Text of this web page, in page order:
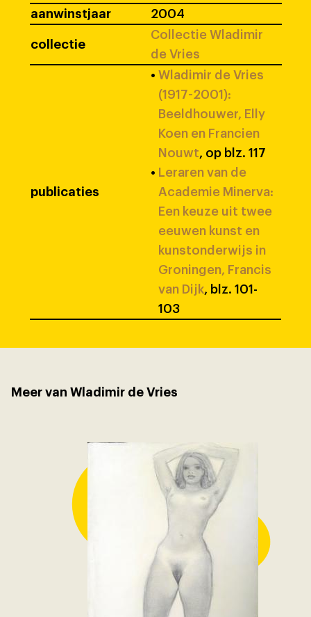
aanwinstjaar
2004
collectie
Collectie Wladimir
de Vries
publicaties
• Wladimir de Vries
(1917-2001):
Beeldhouwer, Elly
Koen en Francien
Nouwt, op blz. 117
• Leraren van de
Academie Minerva:
Een keuze uit twee
eeuwen kunst en
kunstonderwijs in
Groningen, Francis
van Dijk, blz. 101-
103
Meer van Wladimir de Vries